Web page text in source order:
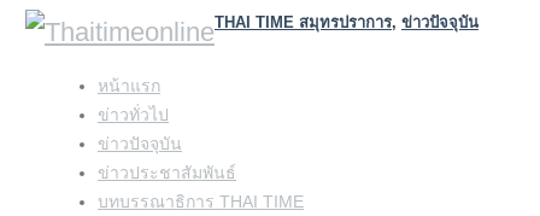
Skip
content
หน้าแรก
ข่าวทั่วไป
ข่าวปัจจุบัน
ข่าวประชาสัมพันธ์
บทบรรณาธิการ THAI TIME
THAI TIME สมุทรปราการ, ข่าวปัจจุบัน